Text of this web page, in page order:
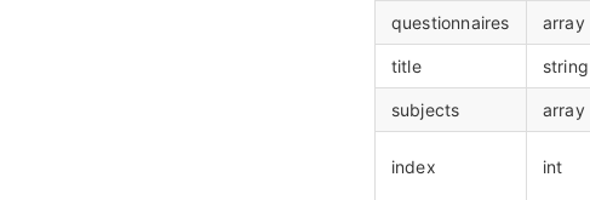
questionnaires array
title string
subjects array
index int